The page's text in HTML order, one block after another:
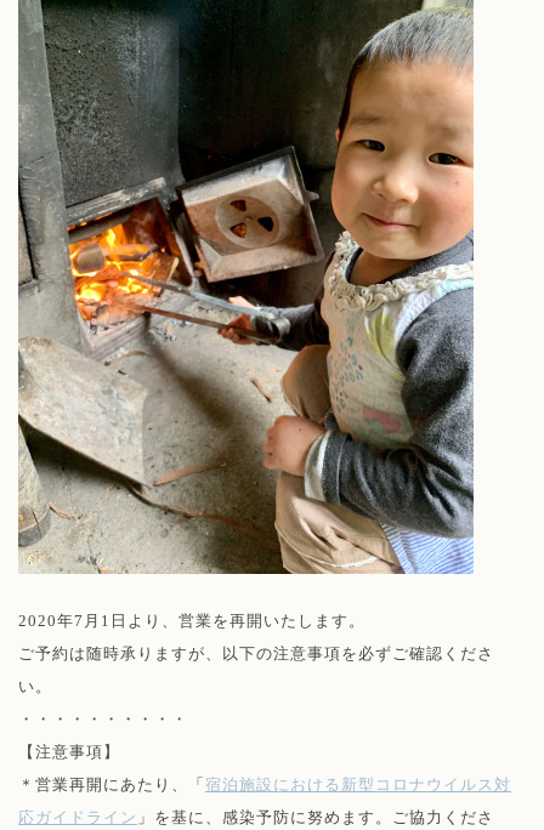
2020年7月1日より、営業を再開いたします。
ご予約は随時承りますが、以下の注意事項を必ずご確認くださ
い。
・・・・・・・・・・
【注意事項】
＊営業再開にあたり、「 宿泊施設における新型コロナウイルス対
応ガイドライン 」を基に、感染予防に努めます。ご協力くださ